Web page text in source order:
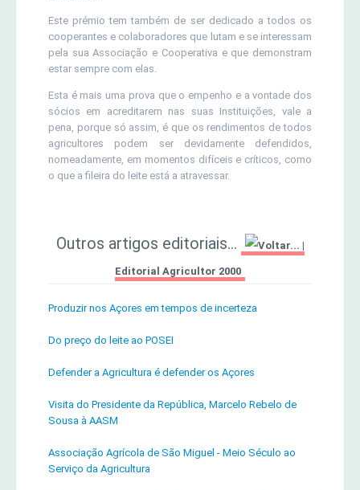
Este prémio tem também de ser dedicado a todos os
cooperantes e colaboradores que lutam e se interessam
pela sua Associação e Cooperativa e que demonstram
estar sempre com elas.
Esta é mais uma prova que o empenho e a vontade dos
sócios em acreditarem nas suas Instituições, vale a
pena, porque só assim, é que os rendimentos de todos
agricultores podem ser devidamente defendidos,
nomeadamente, em momentos difíceis e críticos, como
o que a fileira do leite está a atravessar.
Outros artigos editoriais... |
Editorial Agricultor 2000
Produzir nos Açores em tempos de incerteza
Do preço do leite ao POSEI
Defender a Agricultura é defender os Açores
Visita do Presidente da República, Marcelo Rebelo de
Sousa à AASM
Associação Agrícola de São Miguel - Meio Século ao
Serviço da Agricultura